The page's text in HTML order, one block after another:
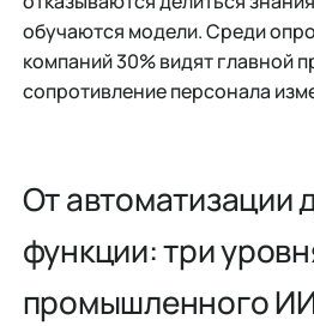
обучаются модели. Среди
компаний 30% видят главной
сопротивление персонала
От автоматизации
функции: три
промышленного